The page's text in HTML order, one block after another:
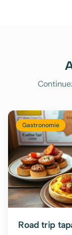
Gastronomie
Road trip